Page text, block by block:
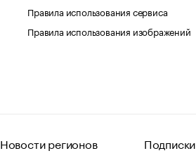
Правила использования сервиса
Правила использования изображений
Новости регионов Подписки